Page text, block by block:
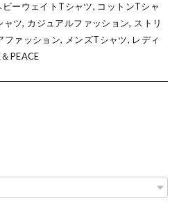
ーウェイトTシャツ, コットンTシャ
ツ, カジュアルファッション, ストリ
ァッション, メンズTシャツ, レディ
PEACE